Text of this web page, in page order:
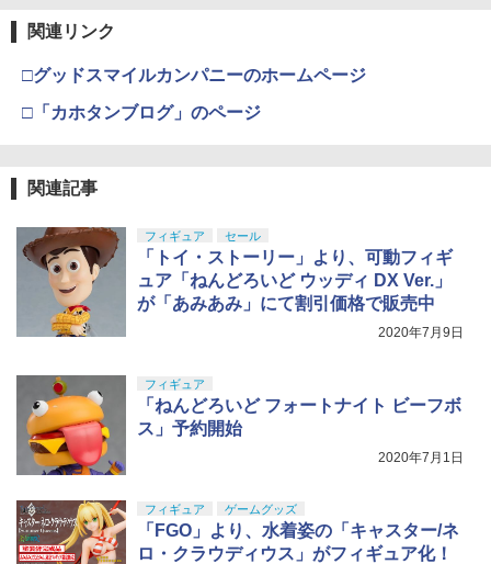
ンギン 水に浮くVer．
4
52TOYS BLINDBOX ディズニー プリン
ックス フィギュア ガチャガチャ コレク
【POP MART 公式ストア】THE MONS
TERS Big into Energy シリーズ ぬいぐ
るみペンダント 【1ピース】 エナジーラ
ブブ labubu ラブブ らぶぶ ポップマー
し活 ポプマ 正規品
￥2,750
4
マックスファクトリー PLAMATEA MX
ール 全高約160mm
5
HG 機動戦士ガンダム00 グラハム専用ユ
ニオンフラッグカスタム 1/144スケール
色分け済みプラモデル
￥1,800
4
￥2,666
5
￥3,815
￥2,600
5
体彫刻 耐久 繰返し ハンドメイドネイル
(Bタイプ)
￥499
関連リンク
□グッドスマイルカンパニーのホームページ
□「カホタンブログ」のページ
関連記事
フィギュア セール
「トイ・ストーリー」より、可動フィギ
ュア「ねんどろいど ウッディ DX Ver.」
が「あみあみ」にて割引価格で販売中
2020年7月9日
フィギュア
「ねんどろいど フォートナイト ビーフボ
ス」予約開始
2020年7月1日
フィギュア ゲームグッズ
「FGO」より、水着姿の「キャスター/ネ
ロ・クラウディウス」がフィギュア化！